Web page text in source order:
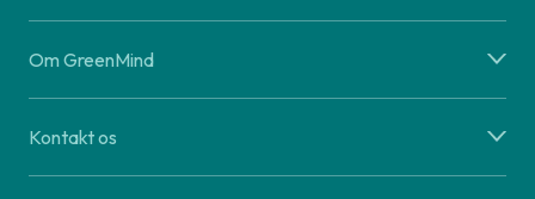
Om GreenMind
Kontakt os